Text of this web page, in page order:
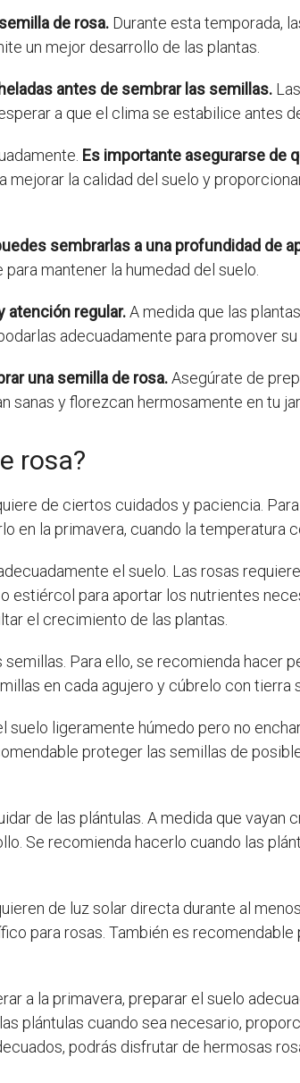
de rosa. Durante esta temporada,
un mejor desarrollo de las plantas.
antes de sembrar las semillas.
a que el clima se estabilice antes
Es importante asegurarse de
la calidad del suelo y
sembrarlas a una profundidad de
mantener la humedad del suelo.
atención regular.A medida que las
adecuadamente para promover
una semilla de rosa.Asegúrate de
sanas y florezcan hermosamente en tu
rosa?
de ciertos cuidados y paciencia.
en la primavera, cuando la temperatura
el suelo. Las rosas
estiércol para aportar los nutrientes
el crecimiento de las plantas.
semillas. Para ello, se recomienda hacer
en cada agujero y cúbrelo con tierra
suelo ligeramente húmedo pero no
proteger las semillas de
de las plántulas. A medida que vayan
Se recomienda hacerlo cuando las
de luz solar directa durante al
para rosas. También es recomendable
a la primavera, preparar el suelo
plántulas cuando sea necesario,
podrás disfrutar de hermosas